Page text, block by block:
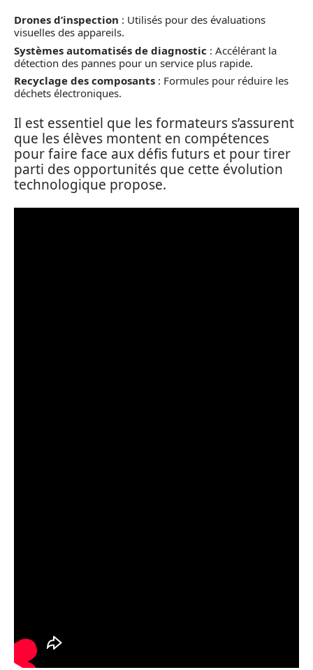
Drones d’inspection : Utilisés pour des évaluations
visuelles des appareils.
Systèmes automatisés de diagnostic : Accélérant la
détection des pannes pour un service plus rapide.
Recyclage des composants : Formules pour réduire les
déchets électroniques.
Il est essentiel que les formateurs s’assurent
que les élèves montent en compétences
pour faire face aux défis futurs et pour tirer
parti des opportunités que cette évolution
technologique propose.